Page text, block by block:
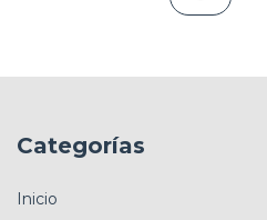
Categorías
Inicio